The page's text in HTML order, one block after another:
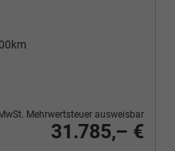
31.785,– €
Mehrwertsteuer ausweisbar